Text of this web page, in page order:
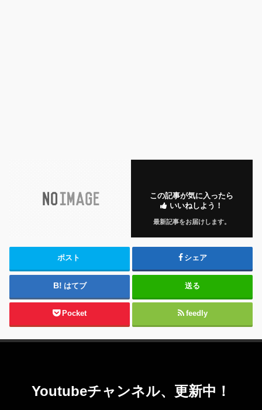
この記事が気に入ったら
いいねしよう！
最新記事をお届けします。
ポスト シェア
はてブ 送る
Pocket feedly
Youtubeチャンネル、更新中！